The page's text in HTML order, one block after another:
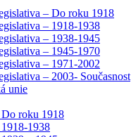
– Do roku 1918
– 1918-1938
– 1938-1945
– 1945-1970
– 1971-2002
– 2003- Současnost
unie
roku 1918
1938